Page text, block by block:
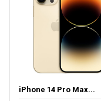
iPhone 14 Pro Max...